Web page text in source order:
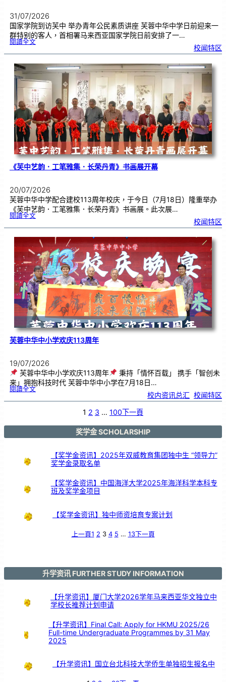
31/07/2026
国家学院到访芙中 举办青年公民素质讲座 芙蓉中华中学日前迎来一
群特别的客人，首相署马来西亚国家学院日前安排了一…
閱讀全文:努
与
国
学
院
到
访
中
分
享
青
年
领
袖
素
质
讲
座
校闻特区
《芙中艺韵．工笔雅集．长荣丹青》书画展开幕
20/07/2026
芙蓉中华中学配合建校113周年校庆，于今日（7月18日）隆重举办
《芙中艺韵．工笔雅集．长荣丹青》书画展。此次展…
閱讀全文:《
艺
．
工
笔
雅
．
长
荣
丹
青
》
书
画
展
开
幕
校闻特区
芙蓉中华中小学欢庆113周年
19/07/2026
芙蓉中华中小学欢庆113周年
秉持「情怀百载」 携手「智创未
来」拥抱科技时代 芙蓉中华中小学在7月18日…
閱讀全文:芙
中
华
1
1
年
校内资讯总汇 校闻特区
1 2 3 … 100下一頁
奖学金 SCHOLARSHIP
【奖学金资讯】2025年双威教育集团独中生 “领导力”
奖学金录取名单
【奖学金资讯】中国海洋大学2025年海洋科学本科专
班及奖学金项目
【奖学金资讯】独中师资培育专案计划
上一頁1 2 3 4 5 … 13下一頁
升学资讯 FURTHER STUDY INFORMATION
【升学资讯】厦门大学2026学年马来西亚华文独立中
学校长推荐计划申请
【升学资讯】Final Call: Apply for HKMU 2025/26
Full-time Undergraduate Programmes by 31 May
2025
【升学资讯】国立台北科技大学侨生单独招生报名中